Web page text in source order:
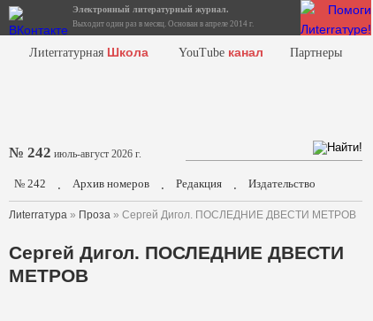
Электронный литературный журнал.
Выходит один раз в месяц. Основан в апреле 2014 г.
Лиterraтурная Школа YouTube канал Партнеры
№ 242 июль-август 2026 г.
№ 242 . Архив номеров . Редакция . Издательство
Лиterraтура » Проза » Сергей Дигол. ПОСЛЕДНИЕ ДВЕСТИ МЕТРОВ
Сергей Дигол. ПОСЛЕДНИЕ ДВЕСТИ
МЕТРОВ